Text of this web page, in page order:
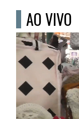
AO VIVO